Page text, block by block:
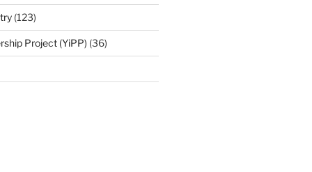
(123)
Project (YiPP) (36)